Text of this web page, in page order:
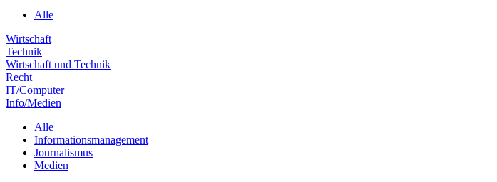
Alle
Wirtschaft
Technik
Wirtschaft und Technik
Recht
IT/Computer
Info/Medien
Alle
Informationsmanagement
Journalismus
Medien